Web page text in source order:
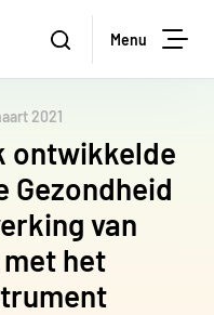
Health Zoeken
Menu
2021
ontwikkelde
Gezondheid
van
het